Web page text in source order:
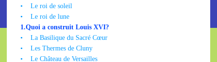
•
Le roi de soleil
•
Le roi de lune
1.Quoi a construit Louis XVI?
•
La Basilique du Sacré Cœur
•
Les Thermes de Cluny
•
Le Château de Versailles